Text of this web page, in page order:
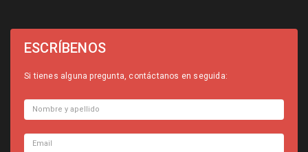
ESCRÍBENOS
Si tienes alguna pregunta, contáctanos en seguida: